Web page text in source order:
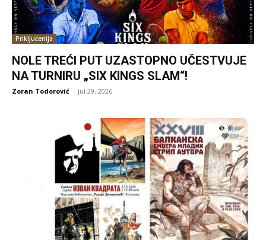
Priključenija
NOLE TREĆI PUT UZASTOPNO UČESTVUJE
NA TURNIRU „SIX KINGS SLAM“!
Zoran Todorović - jul 29, 2026